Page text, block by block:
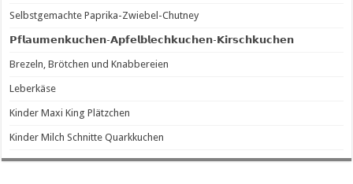
Selbstgemachte Paprika-Zwiebel-Chutney
𝗣𝗳𝗹𝗮𝘂𝗺𝗲𝗻𝗸𝘂𝗰𝗵𝗲𝗻-𝗔𝗽𝗳𝗲𝗹𝗯𝗹𝗲𝗰𝗵𝗸𝘂𝗰𝗵𝗲𝗻-𝗞𝗶𝗿𝘀𝗰𝗵𝗸𝘂𝗰𝗵𝗲𝗻
Brezeln, Brötchen und Knabbereien
Leberkäse
Kinder Maxi King Plätzchen
Kinder Milch Schnitte Quarkkuchen